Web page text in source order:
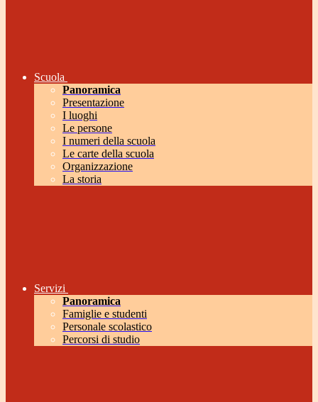
Scuola
Panoramica
Presentazione
I luoghi
Le persone
I numeri della scuola
Le carte della scuola
Organizzazione
La storia
Servizi
Panoramica
Famiglie e studenti
Personale scolastico
Percorsi di studio